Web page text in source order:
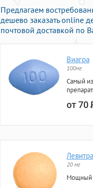
Предлагаем
дешево заказать online
почтовой доставкой по
Виагра
100мг
Самый
препарат
от 70
Левитра
20 мг
Мощный